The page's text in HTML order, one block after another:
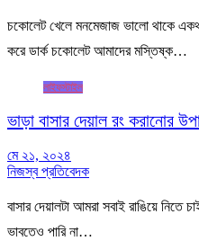
চকোলেট খেলে মনমেজাজ ভালো থাকে
করে ডার্ক চকোলেট আমাদের মস্তিষ্ক…
লাইফস্টাইল
ভাড়া বাসার দেয়াল রং করানোর
মে ২১, ২০২৪
নিজস্ব প্রতিবেদক
বাসার দেয়ালটা আমরা সবাই রাঙিয়ে নিতে
ভাবতেও পারি না…